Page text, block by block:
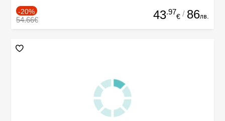
-20%
54.66€ 43.97
€ / 86лв.